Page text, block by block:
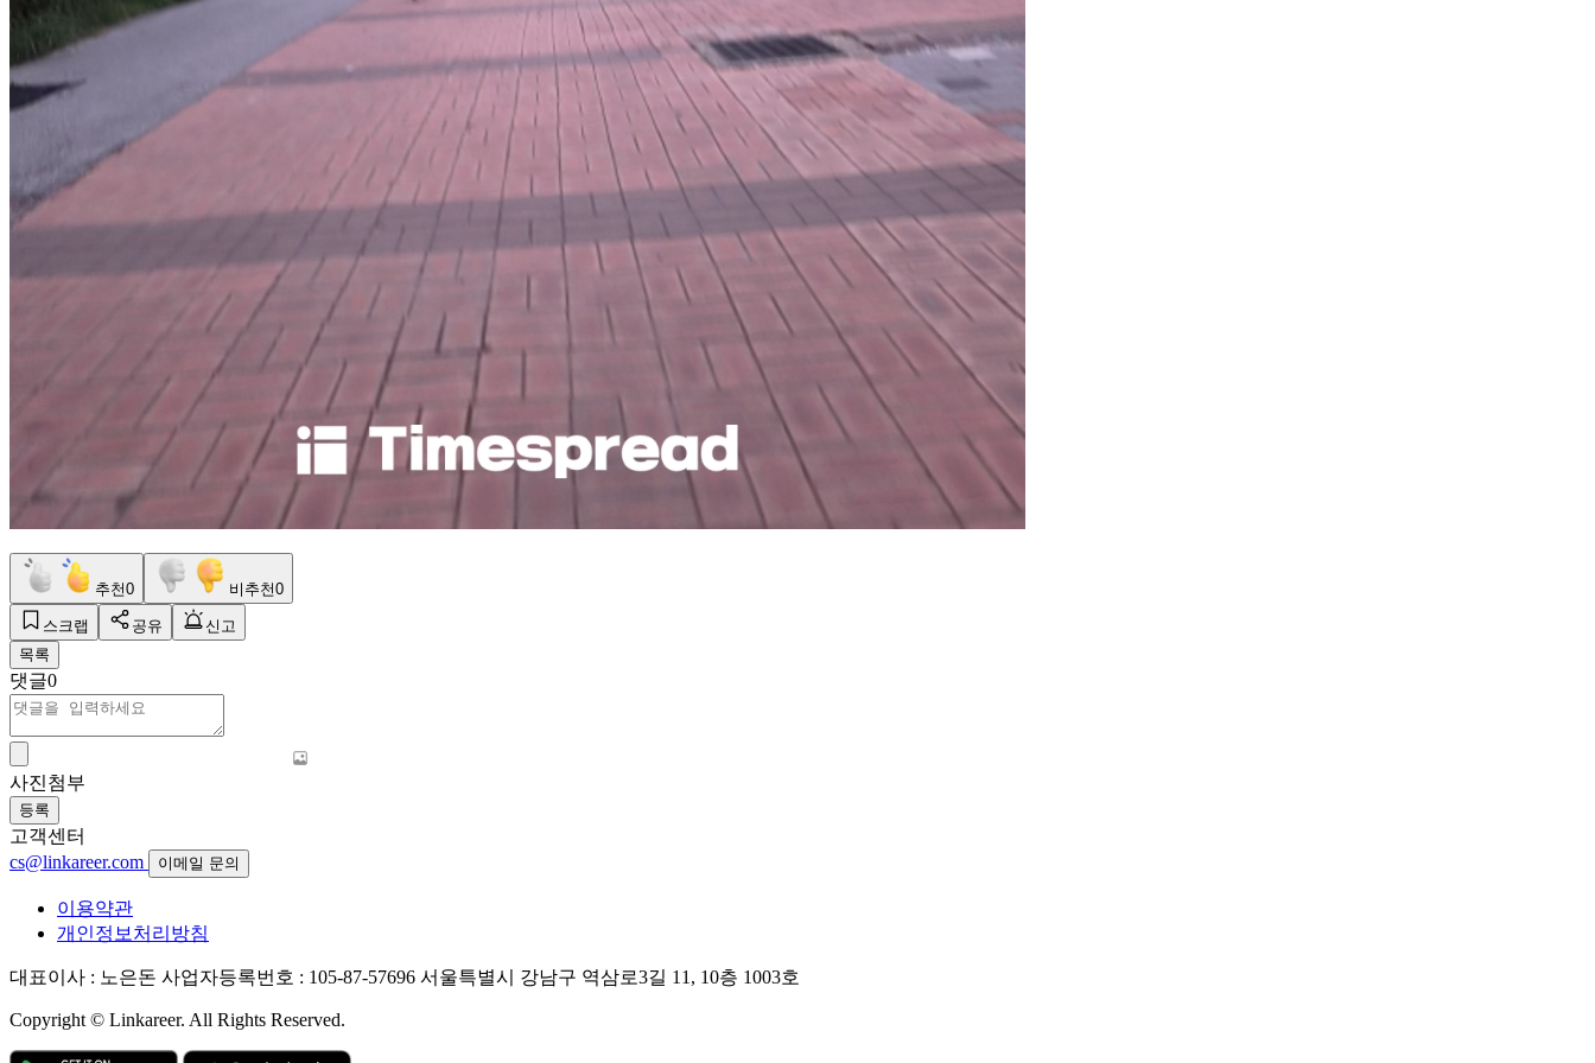
추천0 비추천0
스크랩 공유
신고
목록
댓글0
사진첨부
등록
고객센터
cs@linkareer.com
이메일 문의
이용약관
개인정보처리방침
대표이사 : 노은돈 사업자등록번호 : 105-87-57696 서울특별시 강남구 역삼로3길 11, 10층 1003호
Copyright © Linkareer. All Rights Reserved.